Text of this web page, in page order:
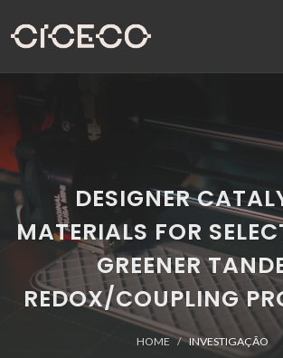
DESIGNER
MATERIALS FOR
GREENER
REDOX/COUPLING
HOME INVESTIGAÇÃO